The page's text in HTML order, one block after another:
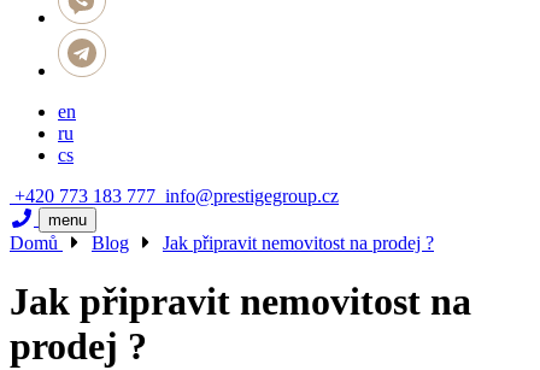
en
ru
cs
+420 773 183 777 info@prestigegroup.cz
menu
Domů Blog Jak připravit nemovitost na prodej ?
Jak připravit nemovitost na
prodej ?